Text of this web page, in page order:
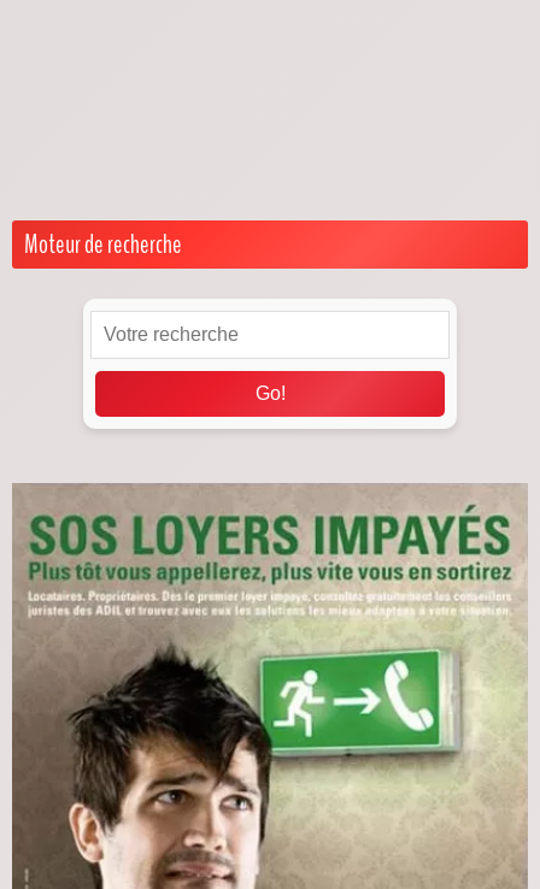
Moteur de recherche
Go!